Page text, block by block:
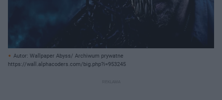
Autor: Wallpaper Abyss/ Archiwum prywatne
https://wall.alphacoders.com/big.php?i=953245